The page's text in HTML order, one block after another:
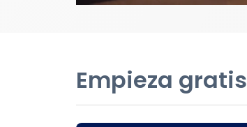
Empieza gratis